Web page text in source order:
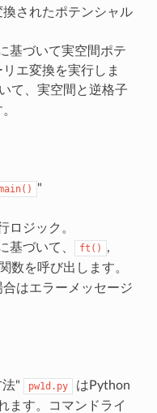
されたポテンシャル
基づいて実空間ポテ
エ変換を実行しま
て、実空間と逆格子
"
ロジック。
基づいて、 ft() ,
数を呼び出します。
はエラーメッセージ
法" pw1d.py
はPython
ます。コマンドライ